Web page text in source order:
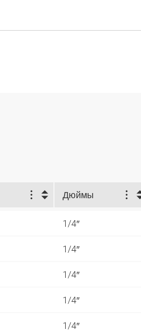
Дюймы
1/4″
1/4″
1/4″
1/4″
1/4″